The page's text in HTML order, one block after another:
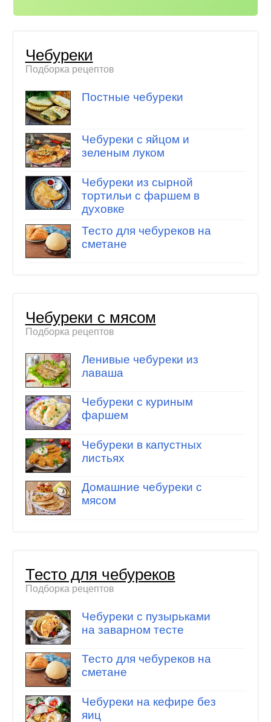
Чебуреки
Подборка рецептов
Постные чебуреки
Чебуреки с яйцом и
зеленым луком
Чебуреки из сырной
тортильи с фаршем в
духовке
Тесто для чебуреков на
сметане
Чебуреки с мясом
Подборка рецептов
Ленивые чебуреки из
лаваша
Чебуреки с куриным
фаршем
Чебуреки в капустных
листьях
Домашние чебуреки с
мясом
Тесто для чебуреков
Подборка рецептов
Чебуреки с пузырьками
на заварном тесте
Тесто для чебуреков на
сметане
Чебуреки на кефире без
яиц